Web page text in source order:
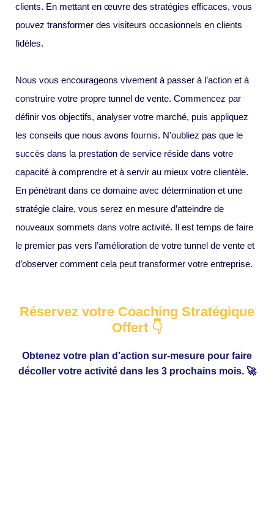
clients. En mettant en œuvre des stratégies efficaces, vous
pouvez transformer des visiteurs occasionnels en clients
fidèles.
Nous vous encourageons vivement à passer à l’action et à
construire votre propre tunnel de vente. Commencez par
définir vos objectifs, analyser votre marché, puis appliquez
les conseils que nous avons fournis. N’oubliez pas que le
succès dans la prestation de service réside dans votre
capacité à comprendre et à servir au mieux votre clientèle.
En pénétrant dans ce domaine avec détermination et une
stratégie claire, vous serez en mesure d’atteindre de
nouveaux sommets dans votre activité. Il est temps de faire
le premier pas vers l’amélioration de votre tunnel de vente et
d’observer comment cela peut transformer votre entreprise.
Réservez votre Coaching Stratégique
Offert 👇
Obtenez votre plan d’action sur-mesure pour faire
décoller votre activité dans les 3 prochains mois. 🚀